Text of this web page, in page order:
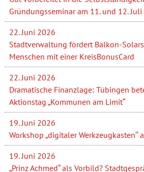
Gründungsseminar am 11. und 12. Juli
22. Juni 2026
Stadtverwaltung fördert Balkon-
Menschen mit einer KreisBonusCard
22. Juni 2026
Dramatische Finanzlage: Tübingen
Aktionstag „Kommunen am Limit“
19. Juni 2026
Workshop „digitaler Werkzeugkasten‘‘
19. Juni 2026
„Prinz Achmed“ als Vorbild?